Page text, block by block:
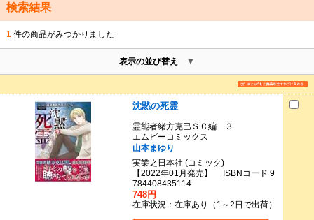
検索結果
1 件の商品がみつかりました
表示の並び替え
沈黙の死霊
霊能者緒方克巳ＳＣ編 ３
エムビーコミックス
山本まゆり
実業之日本社 (コミック)
【2022年01月発売】 ISBNコード 9
784408435114
748円
在庫状況：在庫あり（1～2日で出荷）